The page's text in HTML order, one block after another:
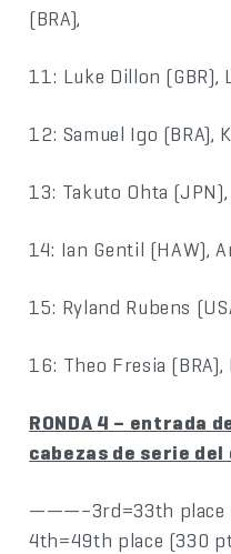
(BRA),
11: Luke Dillon (GBR),
12: Samuel Igo (BRA),
13: Takuto Ohta
14: Ian Gentil (HAW),
15: Ryland Rubens
16: Theo Fresia (BRA),
RONDA 4 – entrada
cabezas de serie del
———–3rd=33th place
4th=49th place (330